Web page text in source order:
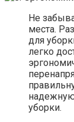
Не
места.
для
легко
уборки.